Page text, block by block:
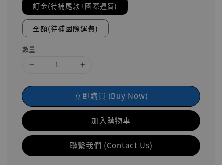
訂金(待補尾款+國際運費)
全額(待補國際運費)
數量
立即購買 (Buy Now)
加入購物車
聯繫我們 (Contact Us)